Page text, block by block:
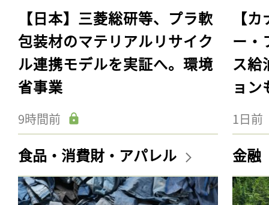
【日本】三菱総研等、プラ軟
包装材のマテリアルリサイク
ル連携モデルを実証へ。環境
省事業
9時間前
【
ー・
ス給
ョン
1日前
食品・消費財・アパレル 金融